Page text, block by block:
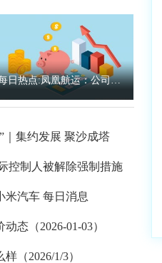
日热点:凤凰航运：公司实
｜集约发展 聚沙成塔
控制人被解除强制措施
米汽车 每日消息
态（2026-01-03）
（2026/1/3）